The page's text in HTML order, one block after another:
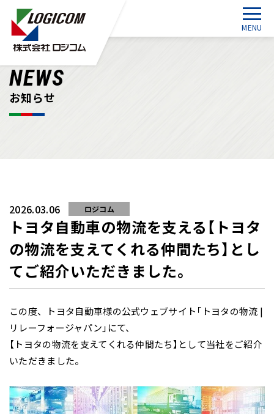
NEWS
お知らせ
2026.03.06 ロジコム
トヨタ自動車の物流を支える【トヨタ
の物流を支えてくれる仲間たち】とし
てご紹介いただきました。
この度、トヨタ自動車様の公式ウェブサイト「トヨタの物流 |
リレーフォージャパン」にて、
【トヨタの物流を支えてくれる仲間たち】として当社をご紹介
いただきました。